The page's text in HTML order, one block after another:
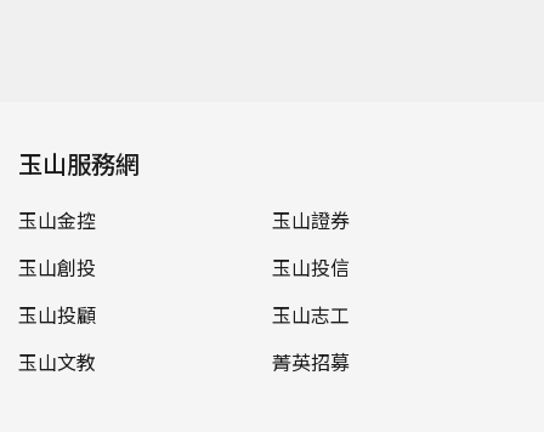
玉山服務網
玉山金控
玉山證券
玉山創投
玉山投信
玉山投顧
玉山志工
玉山文教
菁英招募